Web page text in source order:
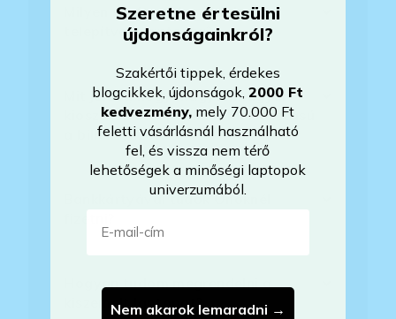
Milyen szoftverek vannak előre
telepítve a laptopra?
Mit jelent, hogy magyar/magyar
kiosztású európai/külföldi kiosztású
a billentyűzet?
Bankkártyával tudok Önöknél
kiszemelt laptopot?
Szeretne értesülni
újdonságainkról?
Szakértői tippek, érdekes
blogcikkek, újdonságok,2000 Ft
kedvezmény, mely 70.000 Ft
feletti vásárlásnál használható
fel, és vissza nem térő
lehetőségek a minőségi laptopok
univerzumából.
Nem akarok lemaradni →